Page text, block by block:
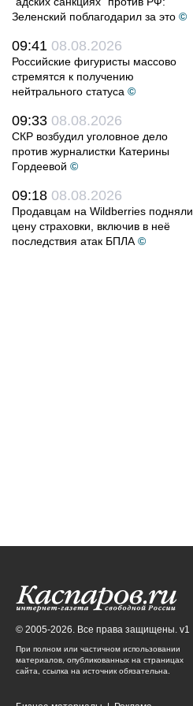
Зеленский поблагодарил за это ©
09:41 08.08.2026
Российские фигуристы массово
стремятся к получению
нейтрального статуса ©
09:33 08.08.2026
СКР возбудил уголовное дело
против журналистки Катерины
Гордеевой ©
09:18 08.08.2026
Продавцам на Wildberries подняли
цену страховки, включив в неё
последствия атак БПЛА ©
© 2005-2026. Все права защищены. v1
При полном или частичном использовании
материалов, опубликованных на страницах
сайта, ссылка на источник обязательна.